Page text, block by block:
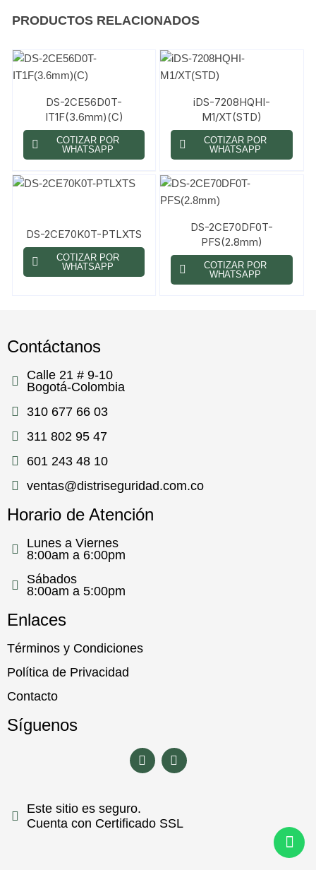
PRODUCTOS RELACIONADOS
DS-2CE56D0T-
IT1F(3.6mm)(C)
COTIZAR POR
WHATSAPP
iDS-7208HQHI-
M1/XT(STD)
COTIZAR POR
WHATSAPP
DS-2CE70K0T-PTLXTS
COTIZAR POR
WHATSAPP
DS-2CE70DF0T-
PFS(2.8mm)
COTIZAR POR
WHATSAPP
Contáctanos
Calle 21 # 9-10
Bogotá-Colombia
310 677 66 03
311 802 95 47
601 243 48 10
ventas@distriseguridad.com.co
Horario de Atención
Lunes a Viernes
8:00am a 6:00pm
Sábados
8:00am a 5:00pm
Enlaces
Términos y Condiciones
Política de Privacidad
Contacto
Síguenos
Este sitio es seguro.
Cuenta con Certificado SSL